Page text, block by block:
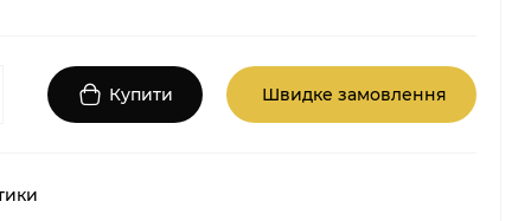
Купити Швидке замовлення